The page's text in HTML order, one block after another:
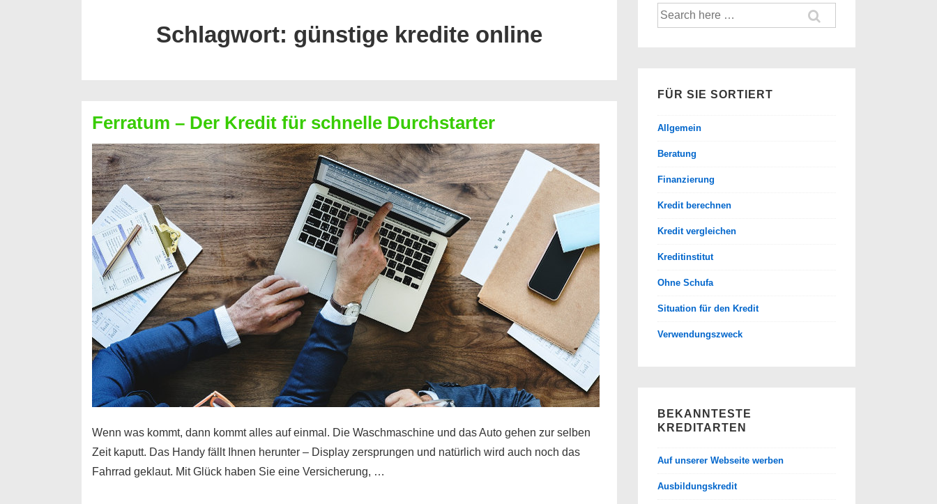
Schlagwort: günstige kredite online
Ferratum – Der Kredit für schnelle Durchstarter
Wenn was kommt, dann kommt alles auf einmal. Die Waschmaschine und das Auto gehen zur selben
Zeit kaputt. Das Handy fällt Ihnen herunter – Display zersprungen und natürlich wird auch noch das
Fahrrad geklaut. Mit Glück haben Sie eine Versicherung, …
Suche
nach:
FÜR SIE SORTIERT
Allgemein
Beratung
Finanzierung
Kredit berechnen
Kredit vergleichen
Kreditinstitut
Ohne Schufa
Situation für den Kredit
Verwendungszweck
BEKANNTESTE
KREDITARTEN
Auf unserer Webseite werben
Ausbildungskredit